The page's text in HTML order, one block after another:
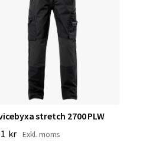
stretch 2700 PLW
kr